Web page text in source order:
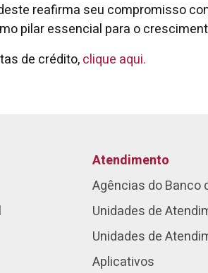
reafirma seu compromisso
pilar essencial para o
de crédito,clique aqui.
Atendimento
Agências do Banco
Unidades de
Unidades de
Aplicativos